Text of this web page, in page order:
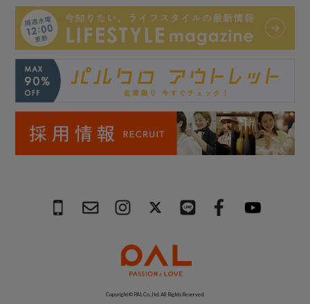
Copyright © PAL Co.,ltd. All Rights Reserved.